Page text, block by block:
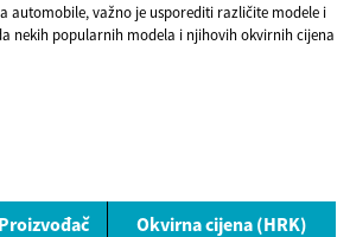
automobile, važno je usporediti različite modele i
nekih popularnih modela i njihovih okvirnih cijena
Proizvođač Okvirna cijena (HRK)